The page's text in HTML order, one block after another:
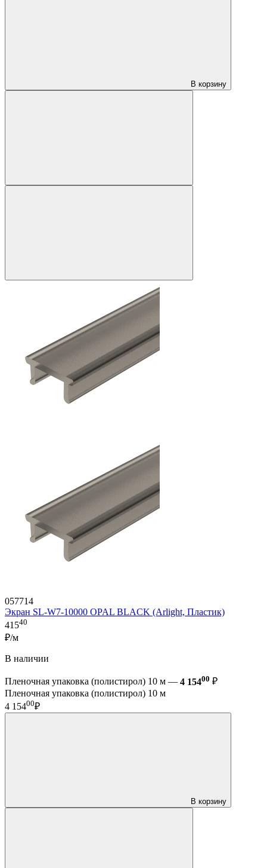
В корзину
057714
Экран SL-W7-10000 OPAL BLACK (Arlight, Пластик)
41540
₽/м
В наличии
Пленочная упаковка (полистирол) 10 м — 4 15400 ₽
Пленочная упаковка (полистирол) 10 м
4 15400₽
В корзину